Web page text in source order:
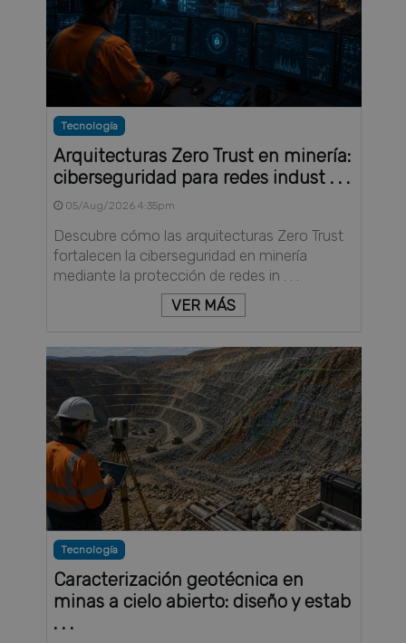
Tecnología
Arquitecturas Zero Trust en minería:
ciberseguridad para redes indust . . .
05/Aug/2026 4:35pm
Descubre cómo las arquitecturas Zero Trust
fortalecen la ciberseguridad en minería
mediante la protección de redes in . . .
VER MÁS
Tecnología
Caracterización geotécnica en
minas a cielo abierto: diseño y estab
. . .